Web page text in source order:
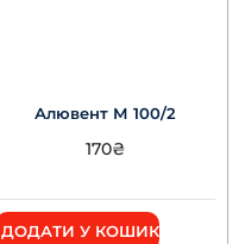
Алювент М 100/2
170₴
ДОДАТИ У КОШИК